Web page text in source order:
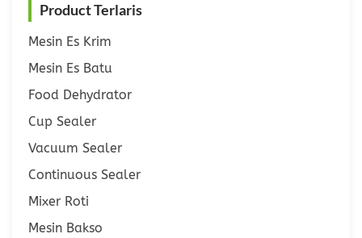
Product Terlaris
Mesin Es Krim
Mesin Es Batu
Food Dehydrator
Cup Sealer
Vacuum Sealer
Continuous Sealer
Mixer Roti
Mesin Bakso